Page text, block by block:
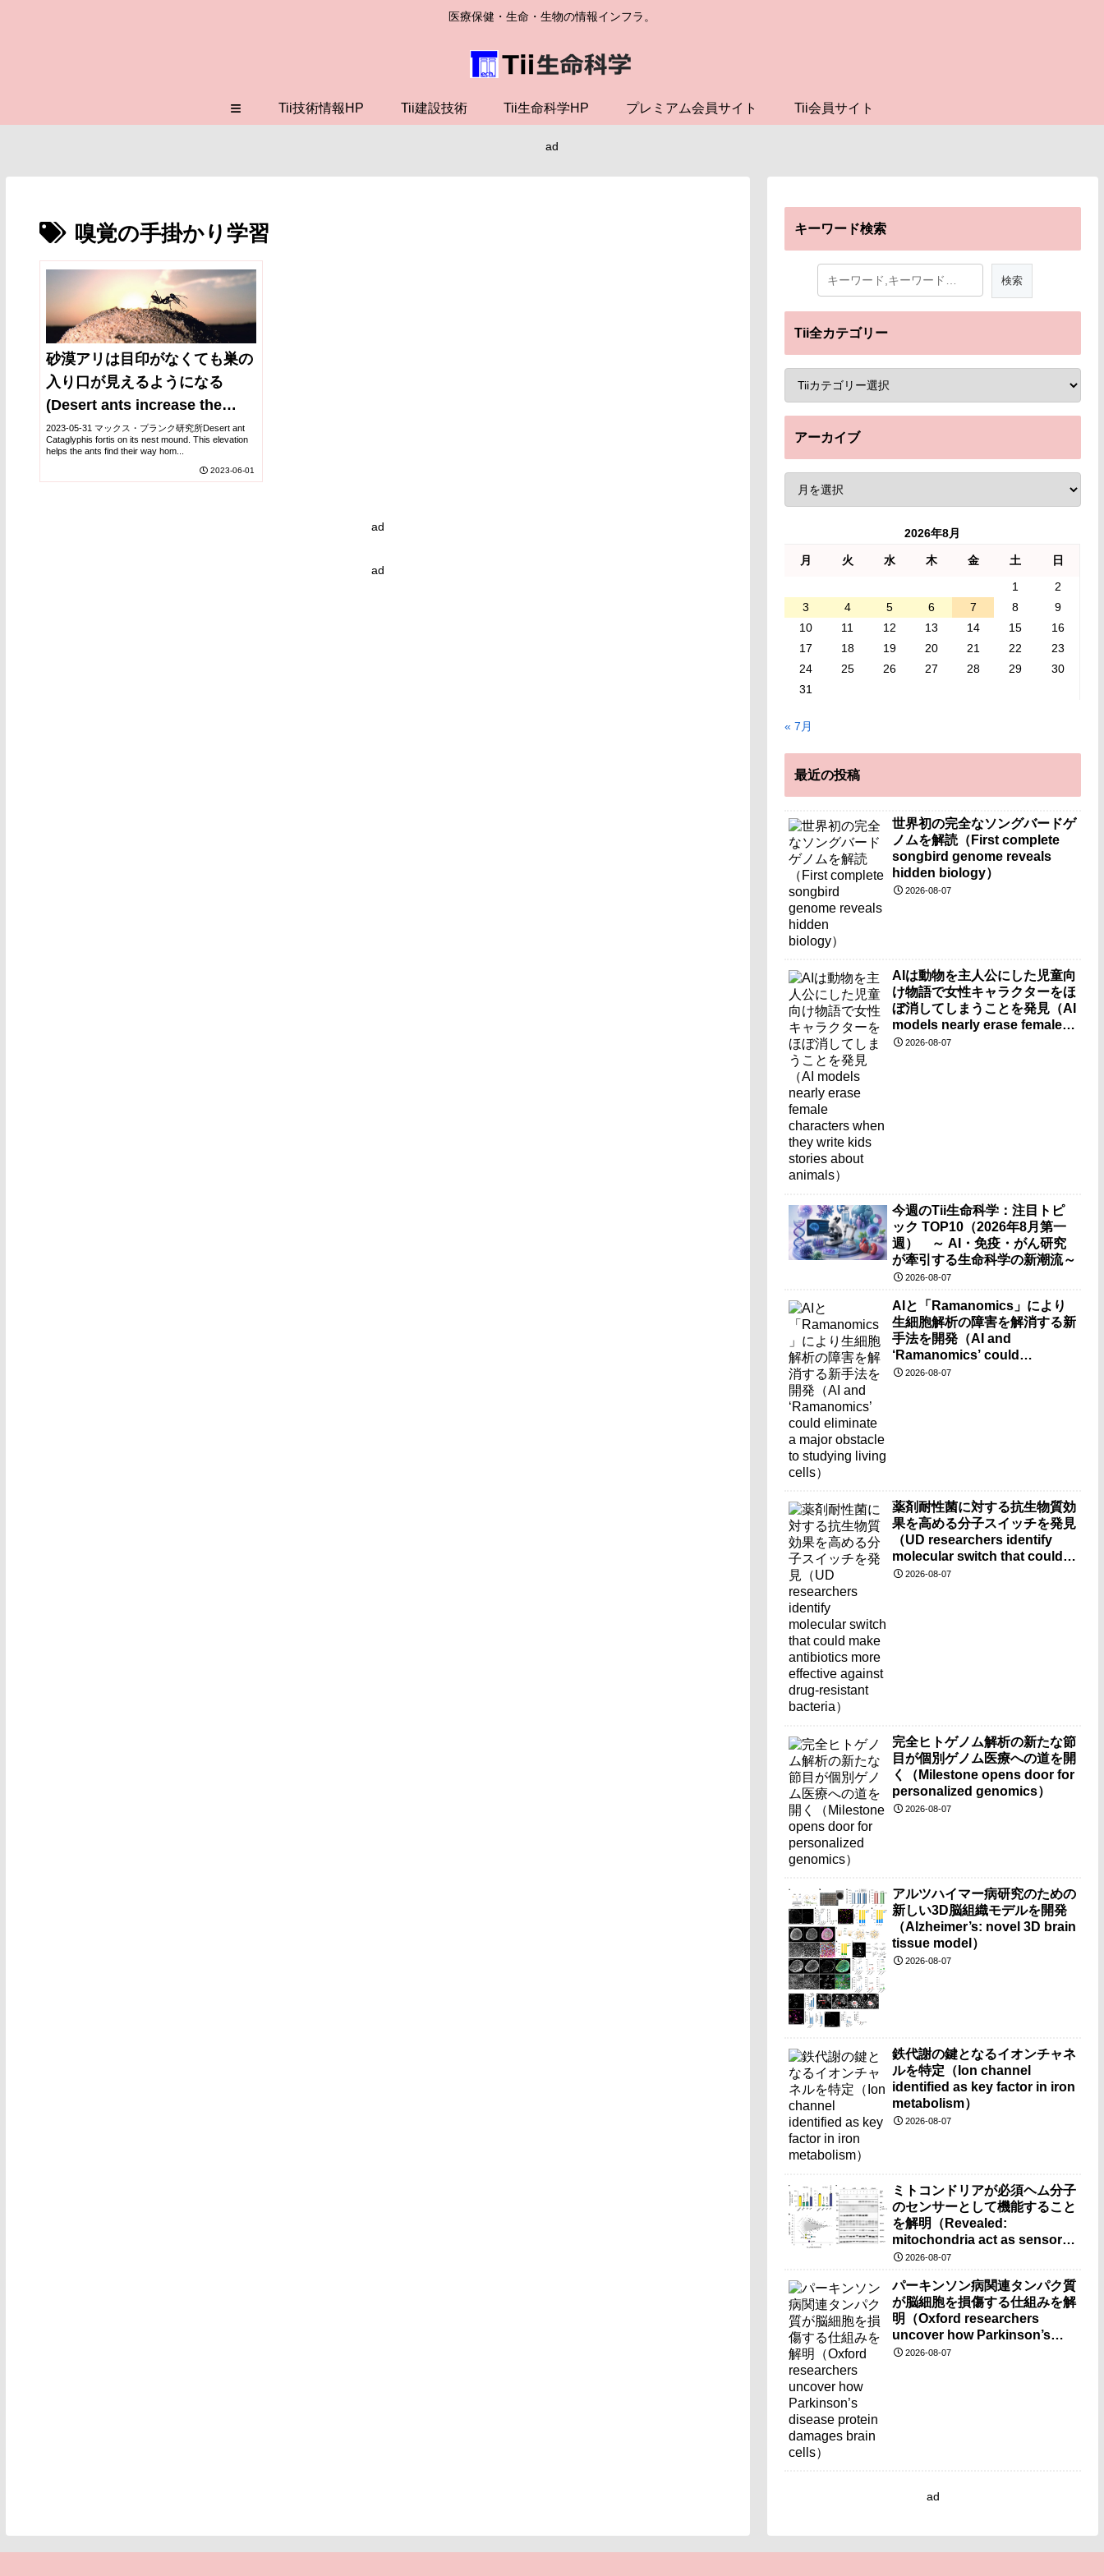
医療保健・生命・生物の情報インフラ。
≡ Tii技術情報HP Tii建設技術 Tii生命科学HP プレミアム会員サイト Tii会員サイト
ad
嗅覚の手掛かり学習
砂漠アリは目印がなくても巣の
入り口が見えるようになる
(Desert ants increase the
visibility of their nest
entrances in the absence of
2023-05-31 マックス・プランク研究所Desert ant
Cataglyphis fortis on its nest mound. This elevation
helps the ants find their way hom...
2023-06-01
ad
ad
キーワード検索
Tii全カテゴリー
アーカイブ
2026年8月
月 火 水 木 金 土
日
1
2
3
4 5 6 7 8
9
10
11 12 13 14 15
16
17
18 19 20 21 22
23
24
25 26 27 28 29
30
31
« 7月
最近の投稿
世界初の完全なソングバードゲ
ノムを解読（First complete
songbird genome reveals
hidden biology）
2026-08-07
AIは動物を主人公にした児童向
け物語で女性キャラクターをほ
ぼ消してしまうことを発見（AI
models nearly erase female
characters when they write
2026-08-07
今週のTii生命科学：注目トピ
ック TOP10（2026年8月第一
週） ～ AI・免疫・がん研究
が牽引する生命科学の新潮流～
2026-08-07
AIと「Ramanomics」により
生細胞解析の障害を解消する新
手法を開発（AI and
‘Ramanomics’ could
eliminate a major obstacle to
2026-08-07
薬剤耐性菌に対する抗生物質効
果を高める分子スイッチを発見
（UD researchers identify
molecular switch that could
make antibiotics more
2026-08-07
完全ヒトゲノム解析の新たな節
目が個別ゲノム医療への道を開
く（Milestone opens door for
personalized genomics）
2026-08-07
アルツハイマー病研究のための
新しい3D脳組織モデルを開発
（Alzheimer’s: novel 3D brain
tissue model）
2026-08-07
鉄代謝の鍵となるイオンチャネ
ルを特定（Ion channel
identified as key factor in iron
metabolism）
2026-08-07
ミトコンドリアが必須ヘム分子
のセンサーとして機能すること
を解明（Revealed:
mitochondria act as sensors
for essential iron molecule）
2026-08-07
パーキンソン病関連タンパク質
が脳細胞を損傷する仕組みを解
明（Oxford researchers
uncover how Parkinson’s
disease protein damages
2026-08-07
ad